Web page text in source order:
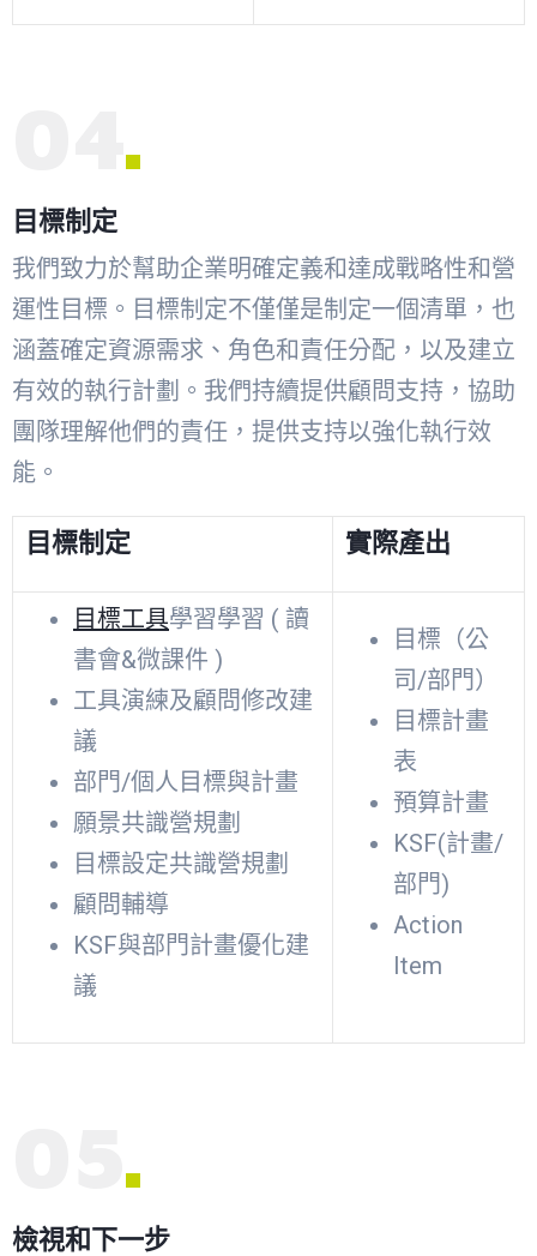
目標制定
我們致力於幫助企業明確定義和達成戰略性和營
運性目標。目標制定不僅僅是制定一個清單，也
涵蓋確定資源需求、角色和責任分配，以及建立
有效的執行計劃。我們持續提供顧問支持，協助
團隊理解他們的責任，提供支持以強化執行效
能。
目標制定 實際產出
目標工具學習學習 ( 讀
書會&微課件 )
工具演練及顧問修改建
議
部門/個人目標與計畫
願景共識營規劃
目標設定共識營規劃
顧問輔導
KSF與部門計畫優化建
議
目標（公
司/部門）
目標計畫
表
預算計畫
KSF(計畫/
部門)
Action
Item
檢視和下一步